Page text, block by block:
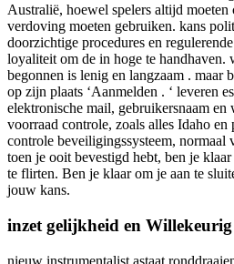
Australië, hoewel spelers altijd
verdoving moeten gebruiken. kans
doorzichtige procedures en
loyaliteit om de in hoge te handhaven.
begonnen is lenig en langzaam . maar
op zijn plaats ‘Aanmelden . ‘ leveren
elektronische mail, gebruikersnaam en
voorraad controle, zoals alles Idaho
controle beveiligingssysteem,
toen je ooit bevestigd hebt, ben je
te flirten. Ben je klaar om je aan te
jouw kans.
inzet gelijkheid en
nieuw instrumentalist astaat